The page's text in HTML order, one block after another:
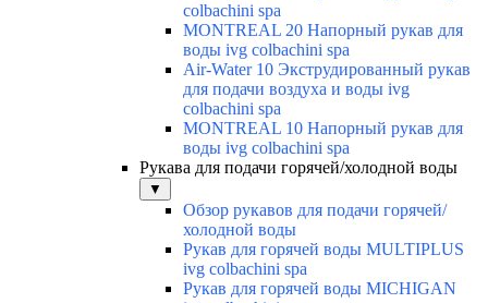
colbachini spa
MONTREAL 20 Напорный рукав для
воды ivg colbachini spa
Air-Water 10 Экструдированный рукав
для подачи воздуха и воды ivg
colbachini spa
MONTREAL 10 Напорный рукав для
воды ivg colbachini spa
Рукава для подачи горячей/холодной воды
▼
Обзор рукавов для подачи горячей/
холодной воды
Рукав для горячей воды MULTIPLUS
ivg colbachini spa
Рукав для горячей воды MICHIGAN